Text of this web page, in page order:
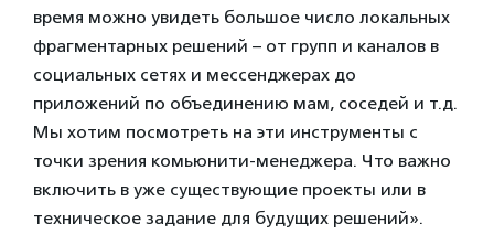
время можно увидеть большое число локальных
фрагментарных решений – от групп и каналов в
социальных сетях и мессенджерах до
приложений по объединению мам, соседей и т.д.
Мы хотим посмотреть на эти инструменты с
точки зрения комьюнити-менеджера. Что важно
включить в уже существующие проекты или в
техническое задание для будущих решений».